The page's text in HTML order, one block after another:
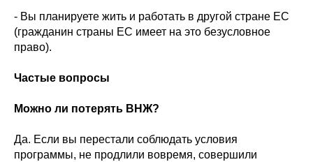
- Вы планируете жить и работать в другой стране ЕС
(гражданин страны ЕС имеет на это безусловное
право).
Частые вопросы
Можно ли потерять ВНЖ?
Да. Если вы перестали соблюдать условия
программы, не продлили вовремя, совершили